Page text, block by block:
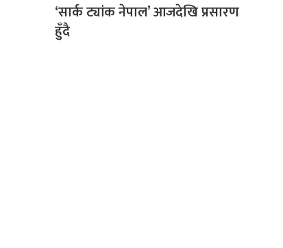
‘सार्क ट्यांक नेपाल’ आजदेखि प्रसारण
हुँदै